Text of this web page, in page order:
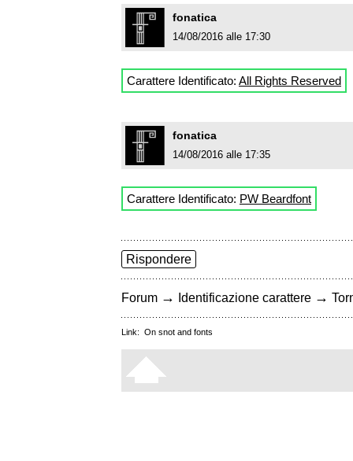
fonatica
14/08/2016 alle 17:30
Carattere Identificato: All Rights Reserved
fonatica
14/08/2016 alle 17:35
Carattere Identificato: PW Beardfont
Rispondere
Forum → Identificazione carattere →
Link: On snot and fonts